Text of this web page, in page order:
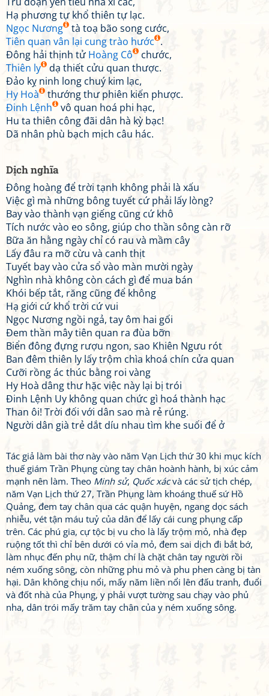
Hạ phương tự khổ thiên tự lạc.
Ngọc Nương
tà toạ bão song cước,
Tiên quan vân lại cung trào hước .
Đông hải thịnh tử Hoàng Cô
chước,
Thiên ly
dạ thiết cửu quan thược.
Đảo kỵ ninh long chuý kim lạc,
Hy Hoà
thướng thư phiên kiến phược.
Đinh Lệnh
vô quan hoá phi hạc,
Hu ta thiên công đãi dân hà kỳ bạc!
Dã nhân phù bạch mịch câu hác.
Dịch nghĩa
Đông hoàng để trời tạnh không phải là xấu
Việc gì mà những bông tuyết cứ phải lấy lòng?
Bay vào thành vạn giếng cũng cứ khô
Tích nước vào eo sông, giúp cho thần sông càn rỡ
Bữa ăn hằng ngày chỉ có rau và mầm cây
Lấy đâu ra mỡ cừu và canh thịt
Tuyết bay vào cửa sổ vào màn mười ngày
Nghìn nhà không còn cách gì để mua bán
Khói bếp tắt, răng cũng để không
Hạ giới cứ khổ trời cứ vui
Ngọc Nương ngồi ngả, tay ôm hai gối
Đem thần mây tiên quan ra đùa bỡn
Biển đông đựng rượu ngon, sao Khiên Ngưu rót
Ban đêm thiên ly lấy trộm chìa khoá chín cửa quan
Cưỡi rồng ác thúc bằng roi vàng
Hy Hoà dâng thư hặc việc này lại bị trói
Đinh Lệnh Uy không quan chức gì hoá thành hạc
Than ôi! Trời đối với dân sao mà rẻ rúng.
Người dân già trẻ dắt díu nhau tìm khe suối để ở
Tác giả làm bài thơ này vào năm Vạn Lịch thứ 30 khi mục kích
thuế giám Trần Phụng cùng tay chân hoành hành, bị xúc cảm
mạnh nên làm. Theo Minh sử, Quốc xácvà các sử tịch chép,
năm Vạn Lịch thứ 27, Trần Phụng làm khoáng thuế sứ Hồ
Quảng, đem tay chân qua các quận huyện, ngang dọc sách
nhiễu, vét tận máu tuỷ của dân để lấy cái cung phụng cấp
trên. Các phú gia, cự tộc bị vu cho là lấy trộm mỏ, nhà đẹp
ruộng tốt thì chỉ bên dưới có vỉa mỏ, đem sai dịch đi bắt bớ,
làm nhục đến phụ nữ, thậm chí là chặt chân tay người rồi
ném xuống sông, còn những phu mỏ và phu phen càng bị tàn
hại. Dân không chịu nổi, mấy năm liền nổi lên đấu tranh, đuổi
và đốt nhà của Phụng, y phải vượt tường sau chạy vào phủ
nha, dân trói mấy trăm tay chân của y ném xuống sông.